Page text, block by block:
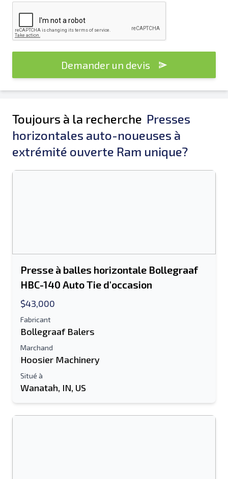
Demander un devis
Toujours à la recherche Presses
horizontales auto-noueuses à
extrémité ouverte Ram unique?
Presse à balles horizontale Bollegraaf
HBC-140 Auto Tie d'occasion
$43,000
Fabricant
Bollegraaf Balers
Marchand
Hoosier Machinery
Situé à
Wanatah, IN, US